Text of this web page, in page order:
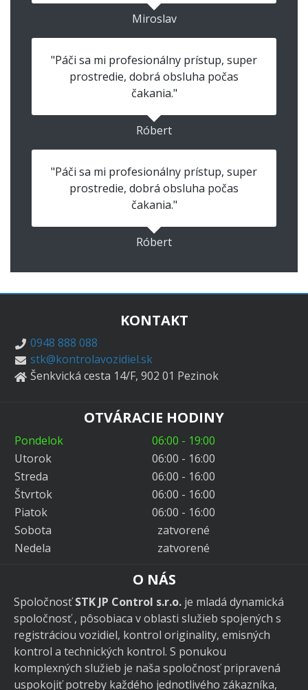
Miroslav
"Páči sa mi profesionálny prístup, super
prostredie, dobrá obsluha počas
čakania."
Róbert
"Páči sa mi profesionálny prístup, super
prostredie, dobrá obsluha počas
čakania."
Róbert
KONTAKT
0948 888 088
stk@kontrolavozidiel.sk
Šenkvická cesta 14/F, 902 01 Pezinok
OTVÁRACIE HODINY
Pondelok
06:00 - 19:00
Utorok
06:00 - 16:00
Streda
06:00 - 16:00
Štvrtok
06:00 - 16:00
Piatok
06:00 - 16:00
Sobota
zatvorené
Nedela
zatvorené
O NÁS
SpoločnosťSTK JP Control s.r.o. je mladá dynamická
spoločnosť , pôsobiaca v oblasti služieb spojených s
registráciou vozidiel, kontrol originality, emisných
kontrol a technických kontrol. S ponukou
komplexných služieb je naša spoločnosť pripravená
uspokojiť potreby každého jednotlivého zákazníka,